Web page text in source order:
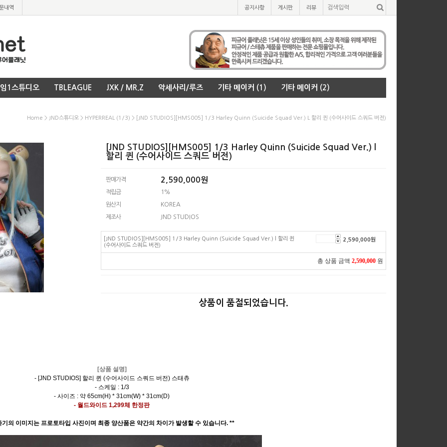
내역 공지사항 게시판 리뷰
1스튜디오 TBLEAGUE JXK / MR.Z 악세사리/루즈 기타 메이커 (1) 기타 메이커 (2)
Home > JND스튜디오 > HYPERREAL (1/3) > [JND STUDIOS][HMS005] 1/3 Harley Quinn (Suicide Squad Ver.) L 할리 퀸 (수어사이드 스쿼드 버전)
[JND STUDIOS][HMS005] 1/3 Harley Quinn (Suicide Squad Ver.) l
할리 퀸 (수어사이드 스쿼드 버전)
판매가격 2,590,000원
적립금 1%
원산지 KOREA
제조사 JND STUDIOS
[JND STUDIOS][HMS005] 1/3 Harley Quinn (Suicide Squad Ver.) l 할리 퀸
(수어사이드 스쿼드 버전)
2,590,000원
총 상품 금액 2,590,000 원
상품이 품절되었습니다.
[상품 설명]
- [JND STUDIOS] 할리 퀸 (수어사이드 스쿼드 버전) 스태츄
- 스케일 : 1/3
- 사이즈 : 약 65cm(H) * 31cm(W) * 31cm(D)
- 월드와이드 1,299체 한정판
기의 이미지는 프로토타입 사진이며 최종 양산품은 약간의 차이가 발생할 수 있습니다. **